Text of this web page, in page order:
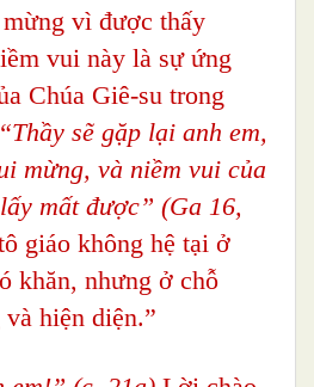
vì được thấy
vui này là sự ứng
Chúa Giê-su trong
“Thầy sẽ gặp lại anh em,
mừng, và niềm vui của
mất được” (Ga 16,
giáo không hệ tại ở
khăn, nhưng ở chỗ
và hiện diện.”